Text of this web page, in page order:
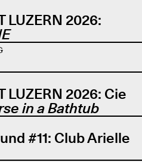
LUZERN 2026:
LUZERN 2026: Cie
in a Bathtub
#11: Club Arielle